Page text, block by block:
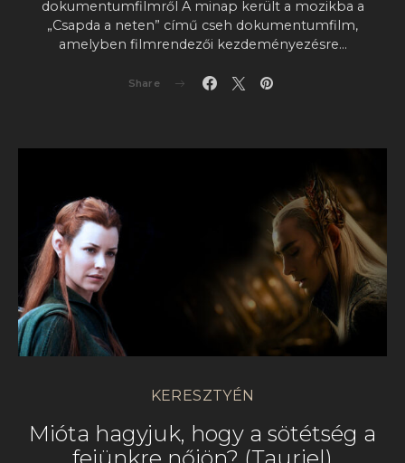
dokumentumfilmről A minap került a mozikba a
„Csapda a neten” című cseh dokumentumfilm,
amelyben filmrendezői kezdeményezésre…
Share
KERESZTYÉN
Mióta hagyjuk, hogy a sötétség a